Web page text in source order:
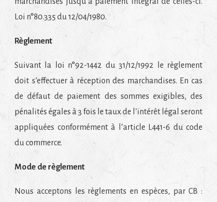
Loi n°80.335 du 12/04/1980.
Règlement
Suivant la loi n°92-1442 du 31/12/1992 le règlement
doit s’effectuer à réception des marchandises. En cas
de défaut de paiement des sommes exigibles, des
pénalités égales à 3 fois le taux de l’intérêt légal seront
appliquées conformément à l’article L441-6 du code
du commerce.
Mode de règlement
Nous acceptons les règlements en espèces, par CB :